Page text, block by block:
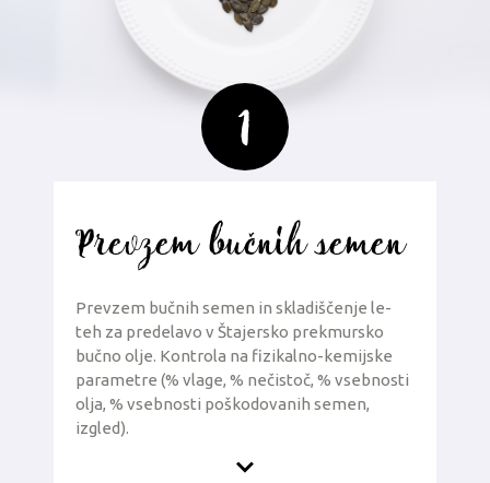
1
Prevzem bučnih semen
Prevzem bučnih semen in skladiščenje le-
teh za predelavo v Štajersko prekmursko
bučno olje. Kontrola na fizikalno-kemijske
parametre (% vlage, % nečistoč, % vsebnosti
olja, % vsebnosti poškodovanih semen,
izgled).